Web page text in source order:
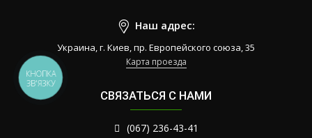
Наш адрес:
Украина, г. Киев, пр. Европейского союза, 35
Карта проезда
СВЯЗАТЬСЯ С НАМИ
(067) 236-43-41
КНОПКА
ЗВ'ЯЗКУ